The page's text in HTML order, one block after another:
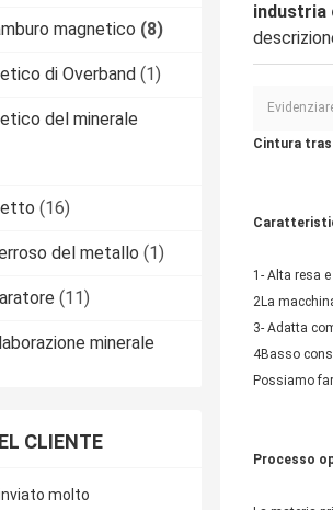
magnetico (8)
di Overband (1)
del minerale
(16)
del metallo (1)
(11)
minerale
CLIENTE
molto
industria
Cintura
1- Alta resa
2La
3- Adatta
4Basso
Possiamo
Processo